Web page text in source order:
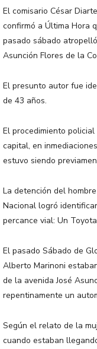
El comisario César
confirmó a Última Hora
pasado sábado
Asunción Flores de la
El presunto autor fue
de 43 años.
El procedimiento
capital, en
estuvo siendo
La detención del
Nacional logró
percance vial: Un
El pasado Sábado de
Alberto Marinoni
de la avenida José
repentinamente un
Según el relato de la
cuando estaban